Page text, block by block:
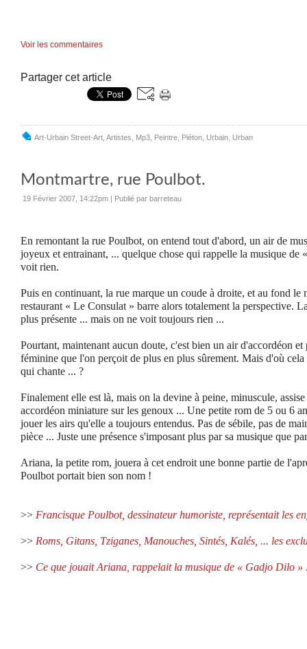
Voir les commentaires
Partager cet article
Art-Urbain Street-Art Artistes Mp3 Peintre Piéton Urbain Urban
Montmartre, rue Poulbot.
19 Février 2007, 14:22pm | Publié par barreteau
En remontant la rue Poulbot, on entend tout d'abord, un air de
joyeux et entrainant, ... quelque chose qui rappelle la musique
voit rien.
Puis en continuant, la rue marque un coude à droite, et au fond le
restaurant « Le Consulat » barre alors totalement la perspective.
plus présente ... mais on ne voit toujours rien ...
Pourtant, maintenant aucun doute, c'est bien un air d'accordéon
féminine que l'on perçoit de plus en plus sûrement. Mais d'où
qui chante ... ?
Finalement elle est là, mais on la devine à peine, minuscule,
accordéon miniature sur les genoux ... Une petite rom de 5 ou 6
jouer les airs qu'elle a toujours entendus. Pas de sébile, pas de
pièce ... Juste une présence s'imposant plus par sa musique que
Ariana, la petite rom, jouera à cet endroit une bonne partie de
Poulbot portait bien son nom !
>> Francisque Poulbot, dessinateur humoriste, représentait les
>> Roms, Gitans, Tziganes, Manouches, Sintés, Kalés, ... les
>> Ce que jouait Ariana, rappelait la musique de « Gadjo Dilo »